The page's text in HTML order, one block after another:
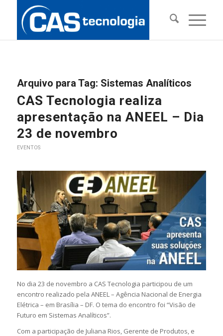
Arquivo para Tag: Sistemas Analíticos
CAS Tecnologia realiza
apresentação na ANEEL – Dia
23 de novembro
EVENTOS
No dia 23 de novembro a CAS Tecnologia participou de um
encontro realizado pela ANEEL – Agência Nacional de Energia
Elétrica – em Brasília – DF. O tema do encontro foi “Visão de
Futuro em Sistemas Analíticos”.
Com a participação de Juliana Rios, Gerente de Produtos, e